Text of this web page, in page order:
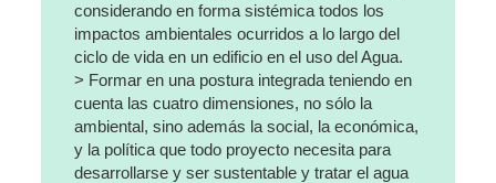
considerando en forma sistémica todos los
impactos ambientales ocurridos a lo largo del
ciclo de vida en un edificio en el uso del Agua.
> Formar en una postura integrada teniendo en
cuenta las cuatro dimensiones, no sólo la
ambiental, sino además la social, la económica,
y la política que todo proyecto necesita para
desarrollarse y ser sustentable y tratar el agua